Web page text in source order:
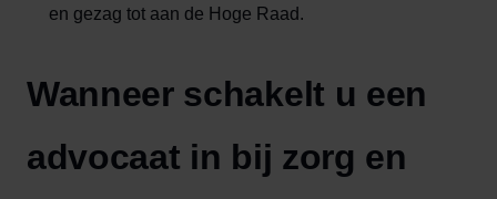
en gezag tot aan de Hoge Raad.
Wanneer schakelt u een
advocaat in bij zorg en